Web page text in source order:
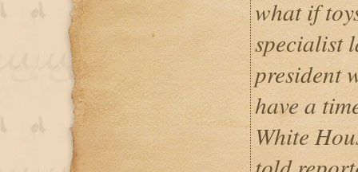
what if
specialist
president
have a
White